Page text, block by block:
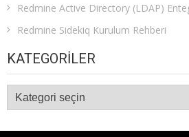
Redmine Active Directory (LDAP)
Redmine Sidekiq Kurulum Rehberi
KATEGORILER
Kategoriler